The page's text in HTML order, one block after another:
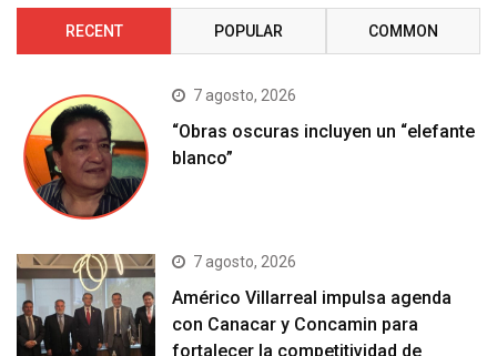
RECENT POPULAR COMMON
7 agosto, 2026
“Obras oscuras incluyen un “elefante
blanco”
7 agosto, 2026
Américo Villarreal impulsa agenda
con Canacar y Concamin para
fortalecer la competitividad de